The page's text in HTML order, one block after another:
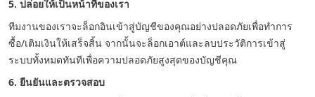
5. ปล่อยให้เป็นหน้าที่ของเรา
ทีมงานของเราจะล็อกอินเข้าสู่บัญชีของคุณอย่างปลอดภัยเพื่อทำการ
ซื้อ/เติมเงินให้เสร็จสิ้น จากนั้นจะล็อกเอาต์และลบประวัติการเข้าสู่
ระบบทั้งหมดทันทีเพื่อความปลอดภัยสูงสุดของบัญชีคุณ
6. ยืนยันและตรวจสอบ